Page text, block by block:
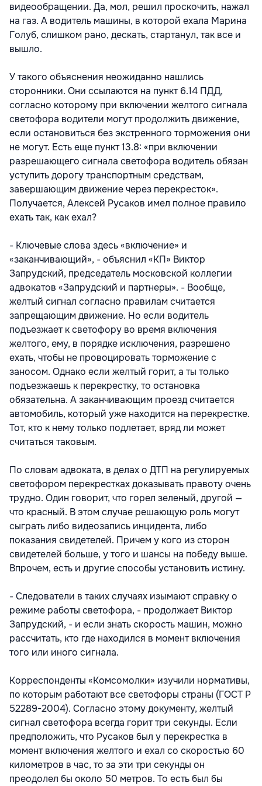
видеообращении. Да, мол, решил проскочить, нажал
на газ. А водитель машины, в которой ехала Марина
Голуб, слишком рано, дескать, стартанул, так все и
вышло.
У такого объяснения неожиданно нашлись
сторонники. Они ссылаются на пункт 6.14 ПДД,
согласно которому при включении желтого сигнала
светофора водители могут продолжить движение,
если остановиться без экстренного торможения они
не могут. Есть еще пункт 13.8: «при включении
разрешающего сигнала светофора водитель обязан
уступить дорогу транспортным средствам,
завершающим движение через перекресток».
Получается, Алексей Русаков имел полное правило
ехать так, как ехал?
- Ключевые слова здесь «включение» и
«заканчивающий», - объяснил «КП» Виктор
Запрудский, председатель московской коллегии
адвокатов «Запрудский и партнеры». - Вообще,
желтый сигнал согласно правилам считается
запрещающим движение. Но если водитель
подъезжает к светофору во время включения
желтого, ему, в порядке исключения, разрешено
ехать, чтобы не провоцировать торможение с
заносом. Однако если желтый горит, а ты только
подъезжаешь к перекрестку, то остановка
обязательна. А заканчивающим проезд считается
автомобиль, который уже находится на перекрестке.
Тот, кто к нему только подлетает, вряд ли может
считаться таковым.
По словам адвоката, в делах о ДТП на регулируемых
светофором перекрестках доказывать правоту очень
трудно. Один говорит, что горел зеленый, другой —
что красный. В этом случае решающую роль могут
сыграть либо видеозапись инцидента, либо
показания свидетелей. Причем у кого из сторон
свидетелей больше, у того и шансы на победу выше.
Впрочем, есть и другие способы установить истину.
- Следователи в таких случаях изымают справку о
режиме работы светофора, - продолжает Виктор
Запрудский, - и если знать скорость машин, можно
рассчитать, кто где находился в момент включения
того или иного сигнала.
Корреспонденты «Комсомолки» изучили нормативы,
по которым работают все светофоры страны (ГОСТ Р
52289-2004). Согласно этому документу, желтый
сигнал светофора всегда горит три секунды. Если
предположить, что Русаков был у перекрестка в
момент включения желтого и ехал со скоростью 60
километров в час, то за эти три секунды он
преодолел бы около 50 метров. То есть был бы